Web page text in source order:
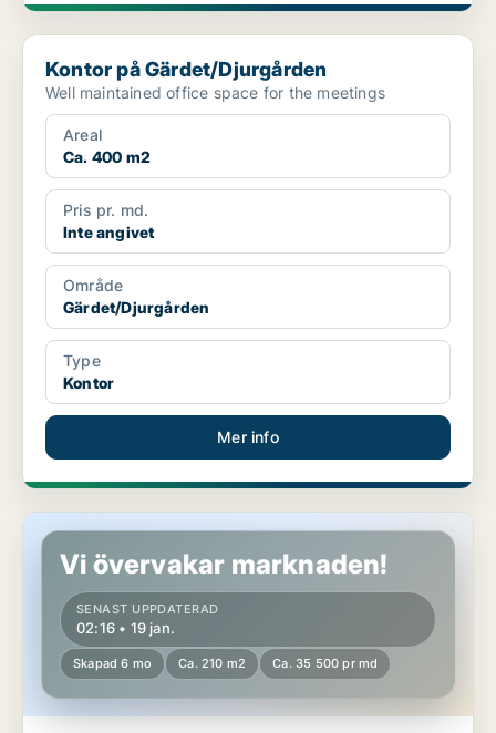
Kontor på Gärdet/Djurgården
Kontor på Gärdet/Djurgården
Well maintained office space for the meetings
Areal
Ca. 400 m2
Pris pr. md.
Inte angivet
Område
Gärdet/Djurgården
Type
Kontor
Mer info
Kontor på Gärdet/Djurgården
Vi övervakar marknaden!
SENAST UPPDATERAD
02:16 • 19 jan.
Skapad 6 mo Ca. 210 m2 Ca. 35 500 pr md